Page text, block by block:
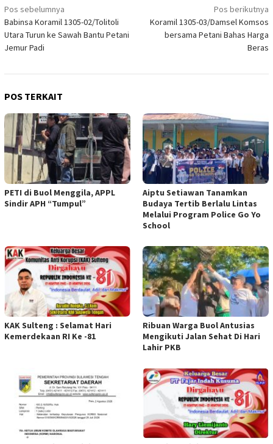
Navigasi
pos
Pos sebelumnya
Babinsa Koramil 1305-02/Tolitoli
Utara Turun ke Sawah Bantu Petani
Jemur Padi
Pos berikutnya
Koramil 1305-03/Damsel Komsos
bersama Petani Bahas Harga
Beras
POS TERKAIT
PETI di Buol Menggila, APPL
Sindir APH “Tumpul”
Aiptu Setiawan Tanamkan
Budaya Tertib Berlalu Lintas
Melalui Program Police Go Yo
School
KAK Sulteng : Selamat Hari
Kemerdekaan RI Ke -81
Ribuan Warga Buol Antusias
Mengikuti Jalan Sehat Di Hari
Lahir PKB